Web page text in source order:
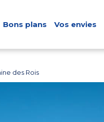
Bons plans Vos envies
des Rois